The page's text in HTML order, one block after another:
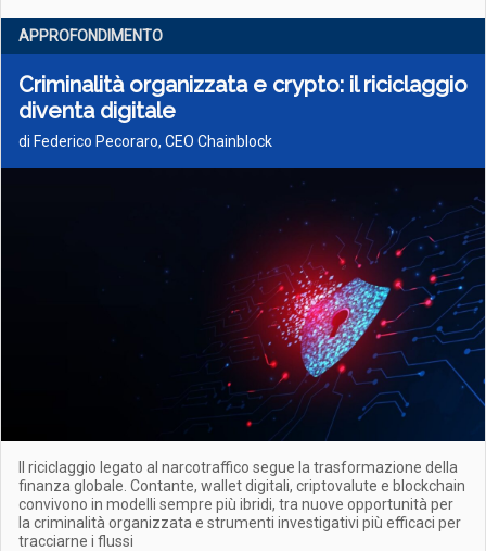
APPROFONDIMENTO
Criminalità organizzata e crypto: il riciclaggio
diventa digitale
di Federico Pecoraro, CEO Chainblock
Il riciclaggio legato al narcotraffico segue la trasformazione della
finanza globale. Contante, wallet digitali, criptovalute e blockchain
convivono in modelli sempre più ibridi, tra nuove opportunità per
la criminalità organizzata e strumenti investigativi più efficaci per
tracciarne i flussi